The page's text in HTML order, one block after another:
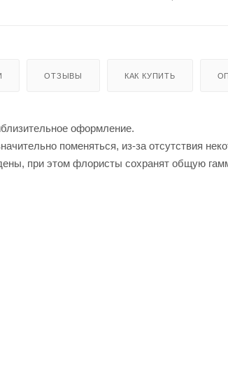
ОТЗЫВЫ КАК КУПИТЬ
оформление.
поменяться, из-за отсутствия
при этом флористы сохранят общую